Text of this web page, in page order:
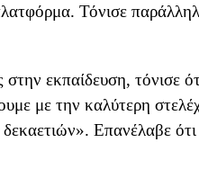
Τόνισε
στην εκπαίδευση, τόνισε
με την καλύτερη
Επανέλαβε